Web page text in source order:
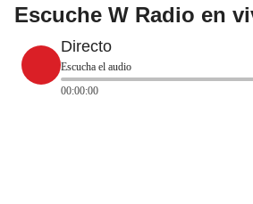
Escuche W Radio en
Directo
Escucha el audio
00:00:00